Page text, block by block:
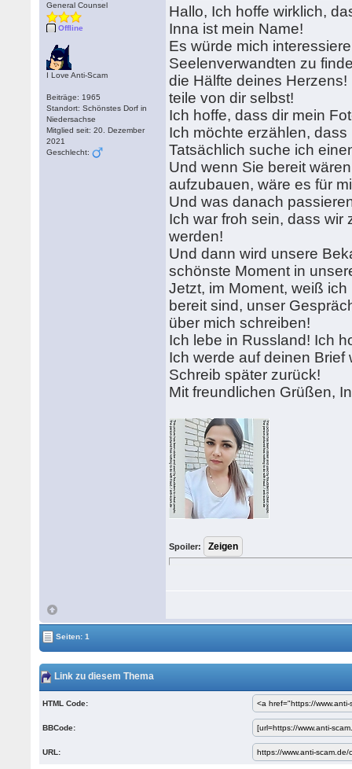
General Counsel
Offline
I Love Anti-Scam
Beiträge: 1965
Standort: Schönstes Dorf in
Niedersachse
Mitglied seit: 20. Dezember
2021
Geschlecht:
Hallo, Ich hoffe wirklich,
Inna ist mein Name!
Es würde mich
Seelenverwandten zu
die Hälfte deines Herzens!
teile von dir selbst!
Ich hoffe, dass dir mein
Ich möchte erzählen,
Tatsächlich suche ich
Und wenn Sie bereit
aufzubauen, wäre es für
Und was danach
Ich war froh sein, dass
werden!
Und dann wird unsere
schönste Moment in
Jetzt, im Moment, weiß
bereit sind, unser
über mich schreiben!
Ich lebe in Russland! Ich
Ich werde auf deinen Brief
Schreib später zurück!
Mit freundlichen Grüßen,
Spoiler:
Seiten: 1
Link zu diesem Thema
HTML Code:
BBCode:
URL: